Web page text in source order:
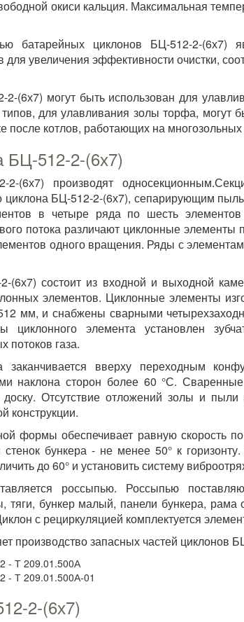
окиси кальция. Максимальная
батарейных циклонов БЦ-512-2-(6х7)
для увеличения эффективности очистки,
(6х7) могут быть использован для
для улавливания золы торфа, могут
после котлов, работающих на
БЦ-512-2-(6х7)
(6х7) производят
циклона БЦ-512-2-(6х7), сепарирующим пыль
в четыре ряда по шесть
потока различают циклонные
одного вращения. Ряды с
(6х7) состоит из входной и выходной
элементов. Циклонные элементы
мм, и снабжены сварными
элемента установлен
потоков газа.
вверху переходным
наклона сторон более 60 °С.
Отсутствие отложений золы и пыли
конструкции.
формы обеспечивает равную скорость
стенок бункера - не менее 50° к
до 60° и установить систему
россыпью. Россыпью
тяги, бункер малый, панели бункера, рама
с рециркуляцией комплектуется
производство запасных частей циклонов
- Т 209.01.500А
- Т 209.01.500А-01
2-(6х7)